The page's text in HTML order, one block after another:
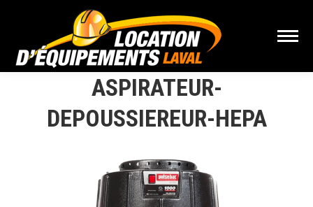
ASPIRATEUR-
DEPOUSSIEREUR-HEPA